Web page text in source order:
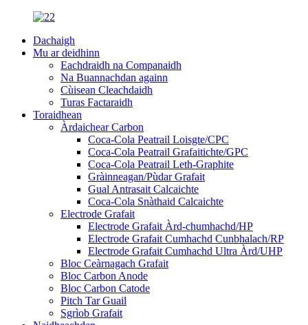
Dachaigh
Mu ar deidhinn
Eachdraidh na Companaidh
Na Buannachdan againn
Cùisean Cleachdaidh
Turas Factaraidh
Toraidhean
Àrdaichear Carbon
Coca-Cola Peatrail Loisgte/CPC
Coca-Cola Peatrail Grafaitichte/GPC
Coca-Cola Peatrail Leth-Graphite
Gràinneagan/Pùdar Grafait
Gual Antrasait Calcaichte
Coca-Cola Snàthaid Calcaichte
Electrode Grafait
Electrode Grafait Àrd-chumhachd/HP
Electrode Grafait Cumhachd Cunbhalach/RP
Electrode Grafait Cumhachd Ultra Àrd/UHP
Bloc Ceàrnagach Grafait
Bloc Carbon Anode
Bloc Carbon Catode
Pitch Tar Guail
Sgrìob Grafait